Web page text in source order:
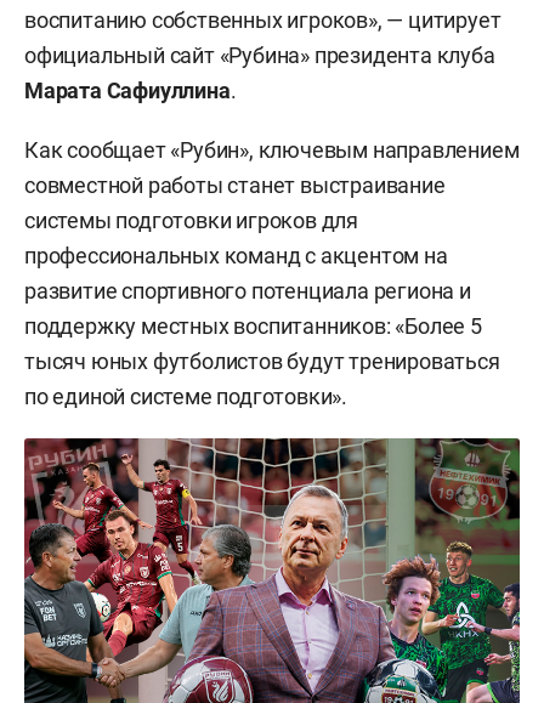
воспитанию собственных игроков», — цитирует
официальный сайт «Рубина» президента клуба
Марата Сафиуллина.
Как сообщает «Рубин», ключевым направлением
совместной работы станет выстраивание
системы подготовки игроков для
профессиональных команд с акцентом на
развитие спортивного потенциала региона и
поддержку местных воспитанников: «Более 5
тысяч юных футболистов будут тренироваться
по единой системе подготовки».